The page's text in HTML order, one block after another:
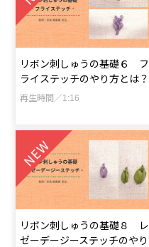
リボン刺しゅうの基礎６ フ
ライステッチのやり方とは？
再生時間／1:16
リボン刺しゅうの基礎８ レ
ゼーデージーステッチのやり